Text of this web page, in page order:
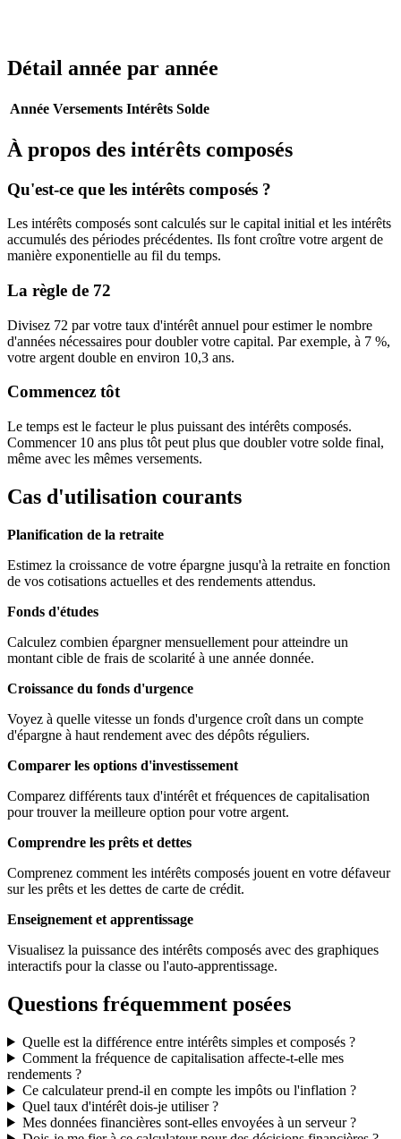
Détail année par année
Année Versements Intérêts Solde
À propos des intérêts composés
Qu'est-ce que les intérêts composés ?
Les intérêts composés sont calculés sur le capital initial et les intérêts
accumulés des périodes précédentes. Ils font croître votre argent de
manière exponentielle au fil du temps.
La règle de 72
Divisez 72 par votre taux d'intérêt annuel pour estimer le nombre
d'années nécessaires pour doubler votre capital. Par exemple, à 7 %,
votre argent double en environ 10,3 ans.
Commencez tôt
Le temps est le facteur le plus puissant des intérêts composés.
Commencer 10 ans plus tôt peut plus que doubler votre solde final,
même avec les mêmes versements.
Cas d'utilisation courants
Planification de la retraite
Estimez la croissance de votre épargne jusqu'à la retraite en fonction
de vos cotisations actuelles et des rendements attendus.
Fonds d'études
Calculez combien épargner mensuellement pour atteindre un
montant cible de frais de scolarité à une année donnée.
Croissance du fonds d'urgence
Voyez à quelle vitesse un fonds d'urgence croît dans un compte
d'épargne à haut rendement avec des dépôts réguliers.
Comparer les options d'investissement
Comparez différents taux d'intérêt et fréquences de capitalisation
pour trouver la meilleure option pour votre argent.
Comprendre les prêts et dettes
Comprenez comment les intérêts composés jouent en votre défaveur
sur les prêts et les dettes de carte de crédit.
Enseignement et apprentissage
Visualisez la puissance des intérêts composés avec des graphiques
interactifs pour la classe ou l'auto-apprentissage.
Questions fréquemment posées
Quelle est la différence entre intérêts simples et composés ?
Comment la fréquence de capitalisation affecte-t-elle mes
rendements ?
Ce calculateur prend-il en compte les impôts ou l'inflation ?
Quel taux d'intérêt dois-je utiliser ?
Mes données financières sont-elles envoyées à un serveur ?